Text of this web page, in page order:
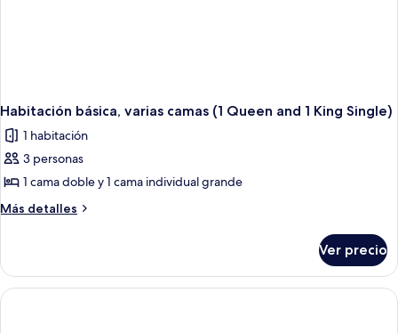
Habitación básica, varias camas (1 Queen and 1 King Single)
1 habitación
3 personas
1 cama doble y 1 cama individual grande
Más detalles
Más
básica,
varias
camas
Ver precio